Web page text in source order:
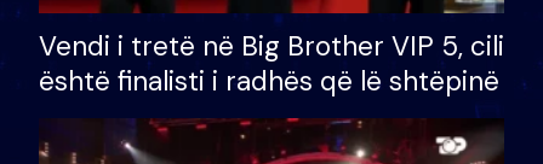
Vendi i tretë në Big Brother VIP 5, cili
është finalisti i radhës që lë shtëpinë